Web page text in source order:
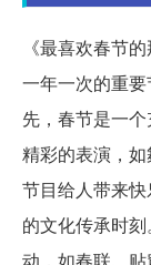
《最喜欢春节
一年一次的重
先，春节是一
精彩的表演，
节目给人带来
的文化传承时